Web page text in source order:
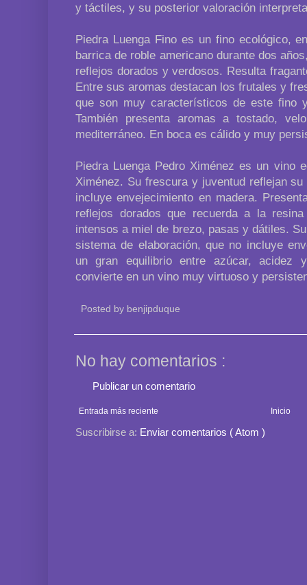
y táctiles, y su posterior valoración
Piedra Luenga Fino es un fino ecológico,
barrica de roble americano durante dos
reflejos dorados y verdosos. Resulta
Entre sus aromas destacan los frutales y
que son muy característicos de este fino
También presenta aromas a tostado,
mediterráneo. En boca es cálido y muy
Piedra Luenga Pedro Ximénez es un vino
Ximénez. Su frescura y juventud reflejan
incluye envejecimiento en madera.
reflejos dorados que recuerda a la
intensos a miel de brezo, pasas y dátiles.
sistema de elaboración, que no incluye
un gran equilibrio entre azúcar, acidez
convierte en un vino muy virtuoso y
Posted by benjipduque
No hay comentarios :
Publicar un comentario
Entrada más reciente Inicio
Suscribirse a: Enviar comentarios ( Atom )